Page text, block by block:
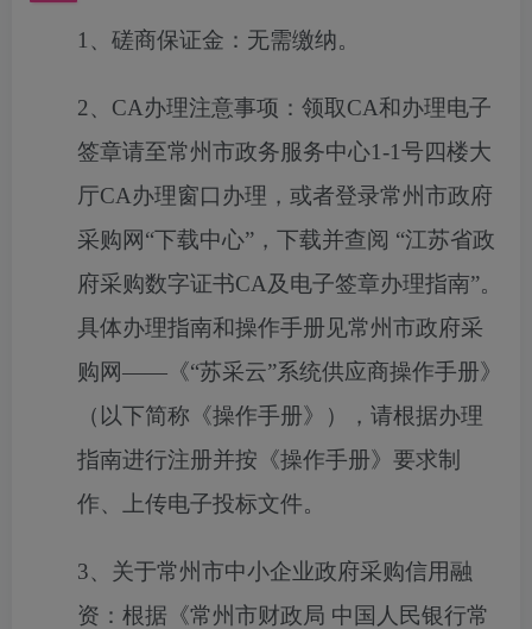
1 、磋商保证金：无需缴纳。
2、 CA办理注意事项：领取CA和办理电子
签章请至常州市政务服务中心1-1号四楼大
厅CA办理窗口办理，或者登录常州市政府
采购网 “下载中心”，下载并查阅 “江苏省政
府采购数字证书CA及电子签章办理指南”。
具体办理指南和操作手册见常州市政府采
购网——《“苏采云”系统供应商操作手册》
（以下简称《操作手册》），请根据办理
指南进行注册并按《操作手册》要求制
作、上传电子投标文件。
3、关于常州市中小企业政府采购信用融
资：根据《常州市财政局 中国人民银行常